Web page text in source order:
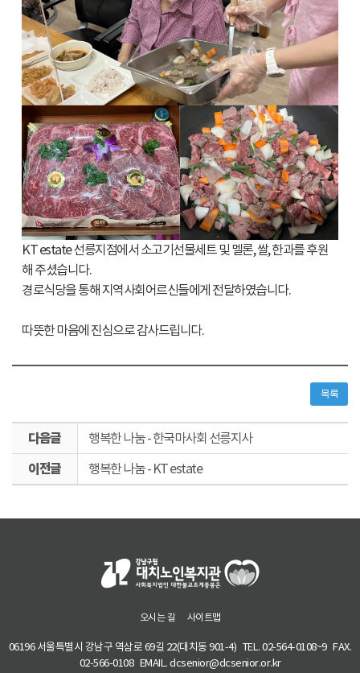
KT estate 선릉지점에서 소고기선물세트 및 멜론, 쌀, 한과를 후원
해 주셨습니다.
경로식당을 통해 지역사회어르신들에게 전달하였습니다.
따뜻한 마음에 진심으로 감사드립니다.
목록
행복한 나눔 - 한국마사회 선릉지사
행복한 나눔 - KT estate
오시는 길 사이트맵
06196 서울특별시 강남구 역삼로 69길 22(대치동 901-4) TEL. 02-564-0108~9 FAX.
02-566-0108 EMAIL. dcsenior@dcsenior.or.kr